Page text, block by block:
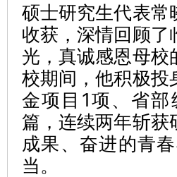
硕士研究生代表常
收获，深情回顾了
光，真诚感恩母校
校期间，他积极投
金项目1项、省
篇，连续两年斩获
成果、奋进的青
当。